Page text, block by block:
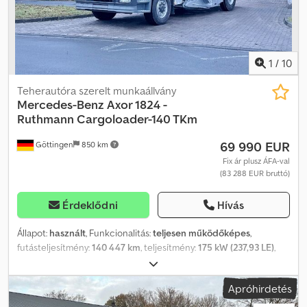
úr * Az interneten megadott adatok nem kötelező érvényű
leírások. * Nem minősülnek garantált tulajdonságoknak. * Az eladó
nem vállal felelősséget gépelési vagy adatátviteli hibákért. *
Változtatások, tévedések és előzetes eladás jogát fenntartjuk.1 / 10
Göttingen 850 km
Teherautóra szerelt munkaállvány
Mercedes-Benz Axor 1824 -
Ruthmann Cargoloader-140 TKm
69 990 EUR
Fix ár plusz ÁFA-val
(83 288 EUR bruttó)
Érdeklődni Hívás
Állapot: használt, Funkcionalitás:teljesen működőképes,
futásteljesítmény:140 447 km, teljesítmény:175 kW (237,93 LE),
07/2018
maximális teherbírás:4 485 kg, össztömeg:11 990 kg,
tengelyelrendezés: 1 tengely, tengelytáv:4 900 mm, szín:szürke,
Apróhirdetés